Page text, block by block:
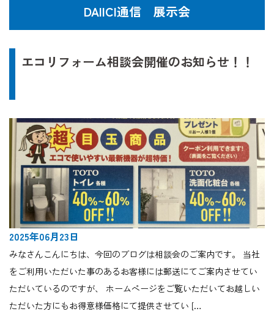
DAIICI通信 展示会
エコリフォーム相談会開催のお知らせ！！
2025年06月23日
みなさんこんにちは、今回のブログは相談会のご案内です。 当社
をご利用いただいた事のあるお客様には郵送にてご案内させてい
ただいているのですが、 ホームページをご覧いただいてお越しい
ただいた方にもお得意様価格にて提供させてい […